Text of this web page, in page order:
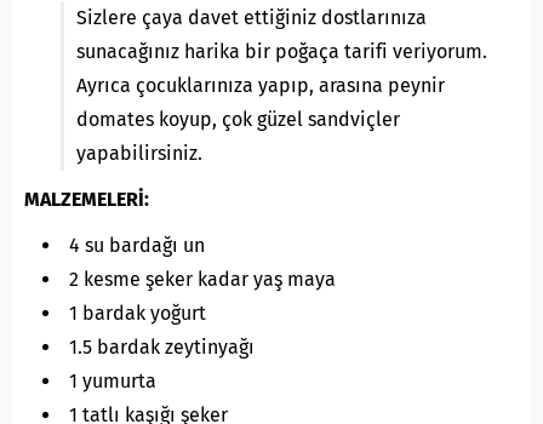
Sizlere çaya davet ettiğiniz dostlarınıza
sunacağınız harika bir poğaça tarifi veriyorum.
Ayrıca çocuklarınıza yapıp, arasına peynir
domates koyup, çok güzel sandviçler
yapabilirsiniz.
MALZEMELERİ:
4 su bardağı un
2 kesme şeker kadar yaş maya
1 bardak yoğurt
1.5 bardak zeytinyağı
1 yumurta
1 tatlı kaşığı şeker